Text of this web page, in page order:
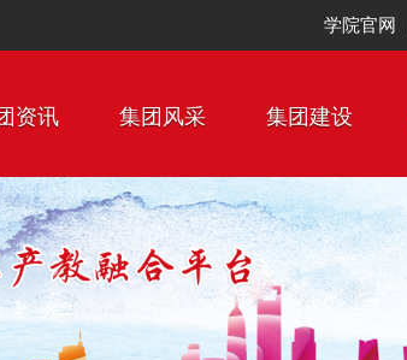
学院官网
资讯 集团风采 集团建设